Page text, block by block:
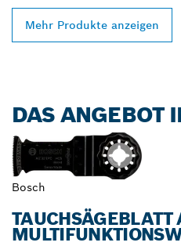
Mehr Produkte anzeigen
DAS ANGEBOT
Bosch
TAUCHSÄGEBLATT